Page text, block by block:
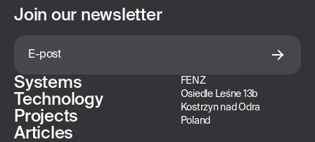
Systems
Technology
Projects
Articles
FENZ
Osiedle Leśne 13b
Kostrzyn nad Odra
Poland
Join our newsletter